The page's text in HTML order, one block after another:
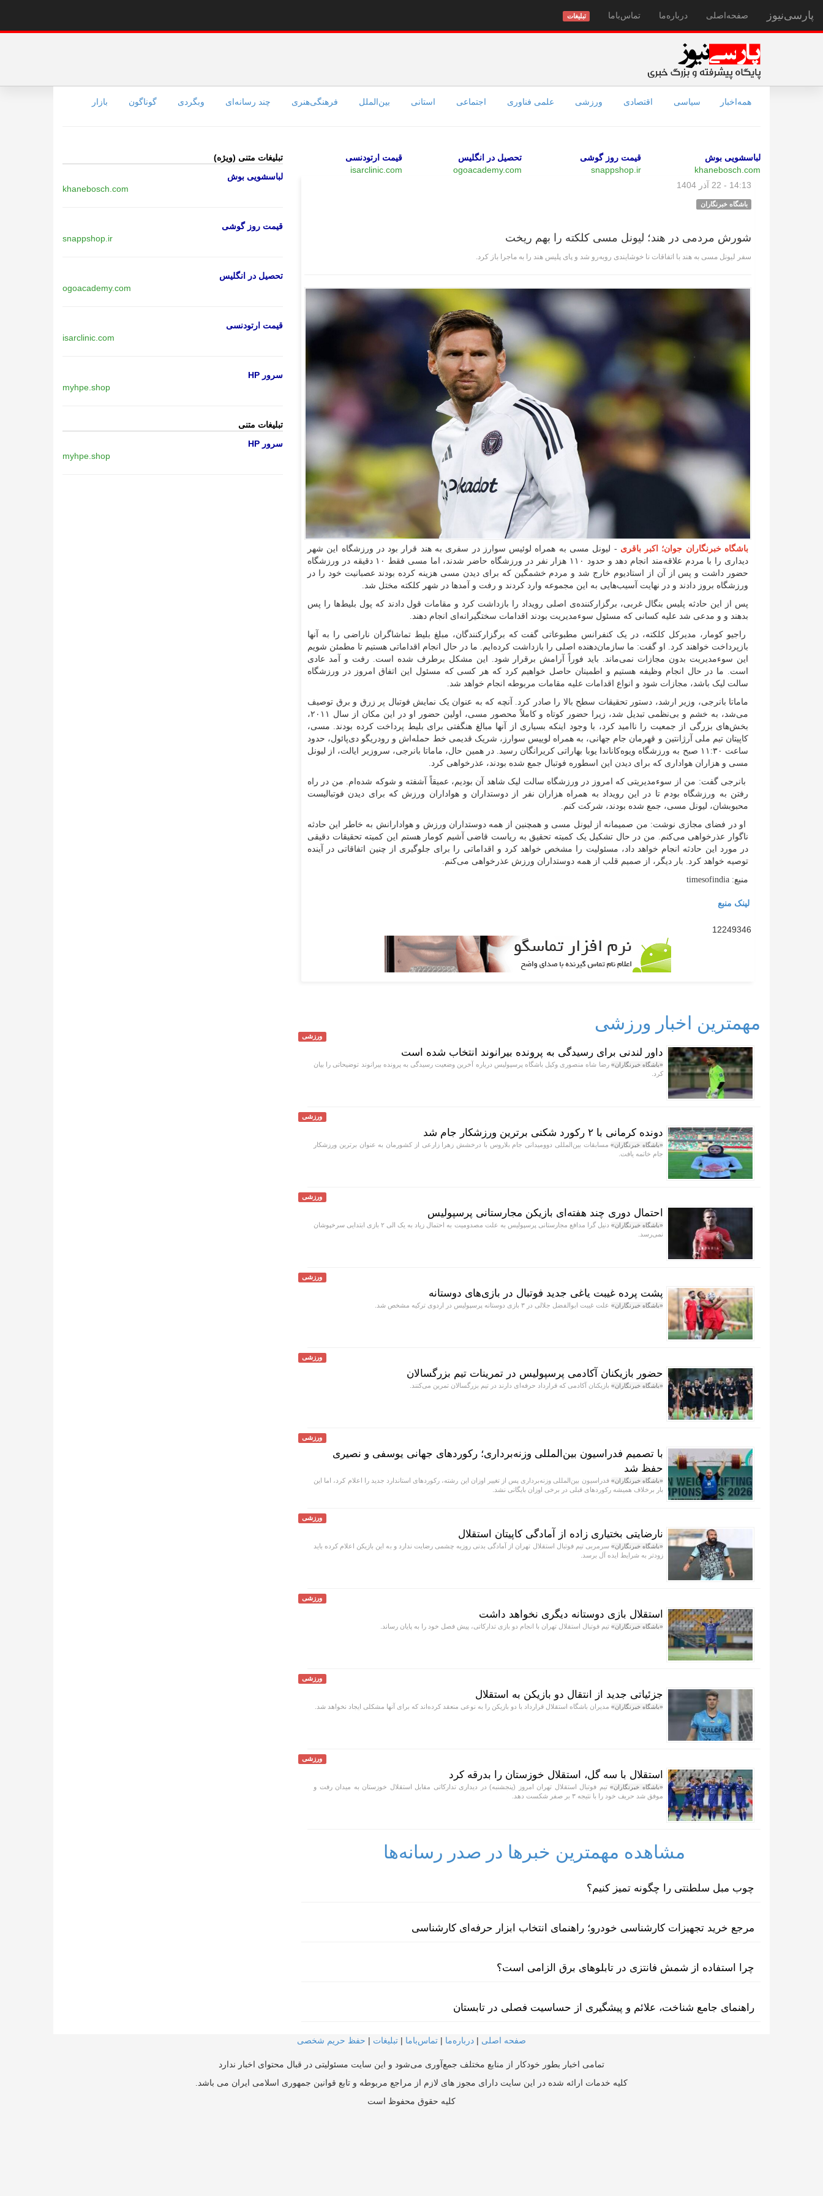
پارسی‌نیوز صفحه‌اصلی درباره‌ما تماس‌با‌ما تبلیغات
همه‌اخبار سیاسی اقتصادی ورزشی علمی فناوری اجتماعی استانی بین‌الملل فرهنگی‌هنری چند رسانه‌ای وبگردی گوناگون بازار
لباسشویی بوش
khanebosch.com
قیمت روز گوشی
snappshop.ir
تحصیل در انگلیس
ogoacademy.com
قیمت ارتودنسی
isarclinic.com
14:13 - 22 آذر 1404
باشگاه خبرنگاران
شورش مردمی در هند؛ لیونل مسی کلکته را بهم ریخت
سفر لیونل مسی به هند با اتفاقات نا خوشایندی رو‌به‌رو شد و پای پلیس هند را به ماجرا باز کرد.
باشگاه خبرنگاران جوان؛ اکبر باقری - لیونل مسی به همراه لوئیس سوارز در سفری به هند قرار بود در ورزشگاه این شهر
دیداری را با مردم علاقه‌مند انجام دهد و حدود ۱۱۰ هزار نفر در ورزشگاه حاضر شدند، اما مسی فقط ۱۰ دقیقه در ورزشگاه
حضور داشت و پس از آن از استادیوم خارج شد و مردم خشمگین که برای دیدن مسی هزینه کرده بودند عصبانیت خود را در
ورزشگاه بروز دادند و در نهایت آسیب‌هایی به این مجموعه وارد کردند و رفت و آمد‌ها در شهر کلکته مختل شد.
پس از این حادثه پلیس بنگال غربی، برگزارکننده‌ی اصلی رویداد را بازداشت کرد و مقامات قول دادند که پول بلیط‌ها را پس
بدهند و و مدعی شد علیه کسانی که مسئول سوءمدیریت بودند اقدامات سختگیرانه‌ای انجام دهند.
راجیو کومار، مدیرکل کلکته، در یک کنفرانس مطبوعاتی گفت که برگزارکنندگان، مبلغ بلیط تماشاگران ناراضی را به آنها
بازپرداخت خواهند کرد. او گفت: ما سازمان‌دهنده اصلی را بازداشت کرده‌ایم. ما در حال انجام اقداماتی هستیم تا مطمئن شویم
این سوءمدیریت بدون مجازات نمی‌ماند. باید فوراً آرامش برقرار شود. این مشکل برطرف شده است. رفت و آمد عادی
است. ما در حال انجام وظیفه هستیم و اطمینان حاصل خواهیم کرد که هر کسی که مسئول این اتفاق امروز در ورزشگاه
سالت لیک باشد، مجازات شود و انواع اقدامات علیه مقامات مربوطه انجام خواهد شد.
ماماتا بانرجی، وزیر ارشد، دستور تحقیقات سطح بالا را صادر کرد. آنچه که به عنوان یک نمایش فوتبال پر زرق و برق توصیف
می‌شد، به خشم و بی‌نظمی تبدیل شد، زیرا حضور کوتاه و کاملاً محصور مسی، اولین حضور او در این مکان از سال ۲۰۱۱،
بخش‌های بزرگی از جمعیت را ناامید کرد، با وجود اینکه بسیاری از آنها مبالغ هنگفتی برای بلیط پرداخت کرده بودند. مسی،
کاپیتان تیم ملی آرژانتین و قهرمان جام جهانی، به همراه لوییس سوارز، شریک قدیمی خط حمله‌اش و رودریگو دی‌پائول، حدود
ساعت ۱۱:۳۰ صبح به ورزشگاه ویوه‌کاناندا یوبا بهاراتی کریرانگان رسید. در همین حال، ماماتا بانرجی، سروزیر ایالت، از لیونل
مسی و هزاران هواداری که برای دیدن این اسطوره فوتبال جمع شده بودند، عذرخواهی کرد.
بانرجی گفت: من از سوءمدیریتی که امروز در ورزشگاه سالت لیک شاهد آن بودیم، عمیقاً آشفته و شوکه شده‌ام. من در راه
رفتن به ورزشگاه بودم تا در این رویداد به همراه هزاران نفر از دوستداران و هواداران ورزش که برای دیدن فوتبالیست
محبوبشان، لیونل مسی، جمع شده بودند، شرکت کنم.
او در فضای مجازی نوشت: من صمیمانه از لیونل مسی و همچنین از همه دوستداران ورزش و هوادارانش به خاطر این حادثه
ناگوار عذرخواهی می‌کنم. من در حال تشکیل یک کمیته تحقیق به ریاست قاضی آشیم کومار هستم این کمیته تحقیقات دقیقی
در مورد این حادثه انجام خواهد داد، مسئولیت را مشخص خواهد کرد و اقداماتی را برای جلوگیری از چنین اتفاقاتی در آینده
توصیه خواهد کرد. بار دیگر، از صمیم قلب از همه دوستداران ورزش عذرخواهی می‌کنم.
منبع: timesofindia
لینک منبع
12249346
مهمترین اخبار ورزشی
ورزشی
داور لندنی برای رسیدگی به پرونده بیرانوند انتخاب شده است
«باشگاه خبرنگاران» رضا شاه منصوری وکیل باشگاه پرسپولیس درباره آخرین وضعیت رسیدگی به پرونده بیرانوند توضیحاتی را بیان
کرد.
ورزشی
دونده کرمانی با ۲ رکورد شکنی برترین ورزشکار جام شد
«باشگاه خبرنگاران»مسابقات بین‌المللی دوومیدانی جام بلاروس با درخشش زهرا زارعی از کشورمان به عنوان برترین ورزشکار
جام خاتمه یافت.
ورزشی
احتمال دوری چند هفته‌ای بازیکن مجارستانی پرسپولیس
«باشگاه خبرنگاران»
دنیل گرا مدافع مجارستانی پرسپولیس به علت مصدومیت به احتمال زیاد به یک الی ۲ بازی ابتدایی سرخپوشان
نمی‌رسد.
ورزشی
پشت پرده غیبت یاغی جدید فوتبال در بازی‌های دوستانه
«باشگاه خبرنگاران» علت غیبت ابوالفضل جلالی در ۳ بازی دوستانه پرسپولیس در اردوی ترکیه مشخص شد.
ورزشی
حضور بازیکنان آکادمی پرسپولیس در تمرینات تیم بزرگسالان
«باشگاه خبرنگاران» بازیکنان آکادمی که قرارداد حرفه‌ای دارند در تیم بزرگسالان تمرین می‌کنند.
ورزشی
با تصمیم فدراسیون بین‌المللی وزنه‌برداری؛ رکورد‌های جهانی یوسفی و نصیری
حفظ شد
«باشگاه خبرنگاران» فدراسیون بین‌المللی وزنه‌برداری پس از تغییر اوزان این رشته، رکورد‌های استاندارد جدید را اعلام کرد، اما این
بار برخلاف همیشه رکورد‌های قبلی در برخی اوزان بایگانی نشد.
ورزشی
نارضایتی بختیاری زاده از آمادگی کاپیتان استقلال
«باشگاه خبرنگاران» سرمربی تیم فوتبال استقلال تهران از آمادگی بدنی روزبه چشمی رضایت ندارد و به این بازیکن اعلام کرده باید
زودتر به شرایط ایده آل برسد.
ورزشی
استقلال بازی دوستانه دیگری نخواهد داشت
«باشگاه خبرنگاران» تیم فوتبال استقلال تهران با انجام دو بازی تدارکاتی، پیش فصل خود را به پایان رساند.
ورزشی
جزئیاتی جدید از انتقال دو بازیکن به استقلال
«باشگاه خبرنگاران» مدیران باشگاه استقلال قرارداد با دو بازیکن را به نوعی منعقد کرده‌اند که برای آنها مشکلی ایجاد نخواهد شد.
ورزشی
استقلال با سه گل، استقلال خوزستان را بدرقه کرد
«باشگاه خبرنگاران»تیم فوتبال استقلال تهران امروز (پنجشنبه) در دیداری تدارکاتی مقابل استقلال خوزستان به میدان رفت و
موفق شد حریف خود را با نتیجه ۳ بر صفر شکست دهد.
مشاهده مهمترین خبرها در صدر رسانه‌ها
چوب مبل سلطنتی را چگونه تمیز کنیم؟
مرجع خرید تجهیزات کارشناسی خودرو؛ راهنمای انتخاب ابزار حرفه‌ای کارشناسی
چرا استفاده از شمش فانتزی در تابلوهای برق الزامی است؟
راهنمای جامع شناخت، علائم و پیشگیری از حساسیت فصلی در تابستان
تبلیغات متنی (ویژه)
لباسشویی بوش
khanebosch.com
قیمت روز گوشی
snappshop.ir
تحصیل در انگلیس
ogoacademy.com
قیمت ارتودنسی
isarclinic.com
سرور HP
myhpe.shop
تبلیغات متنی
سرور HP
myhpe.shop
صفحه اصلی | درباره‌ما | تماس‌با‌ما | تبلیغات | حفظ حریم شخصی
تمامی اخبار بطور خودکار از منابع مختلف جمع‌آوری می‌شود و این سایت مسئولیتی در قبال محتوای اخبار ندارد
کلیه خدمات ارائه شده در این سایت دارای مجوز های لازم از مراجع مربوطه و تابع قوانین جمهوری اسلامی ایران می باشد.
کلیه حقوق محفوظ است